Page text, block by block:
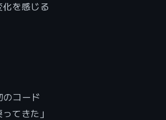
を感じる
のコード
てきた」